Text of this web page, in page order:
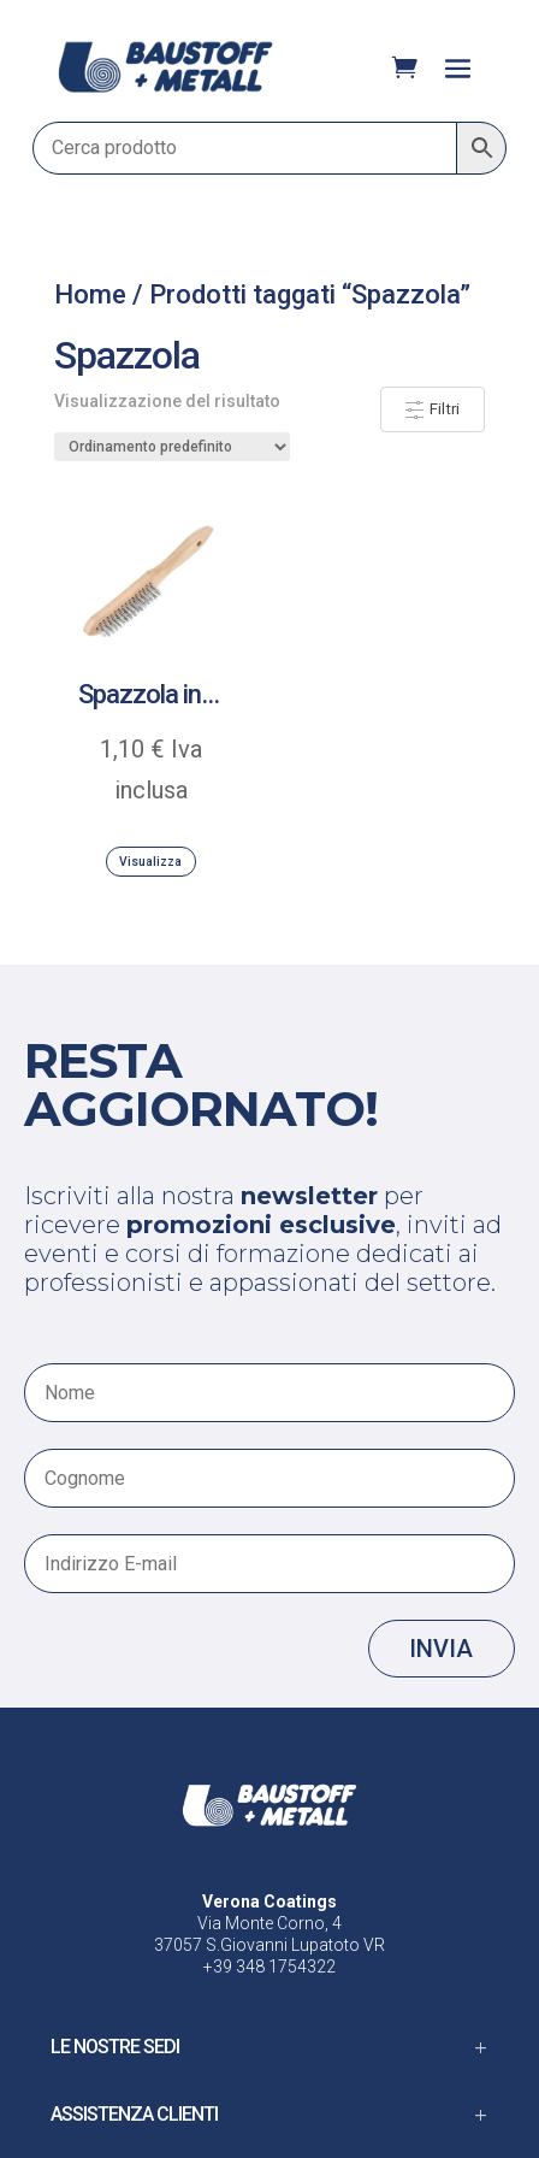
Home / Prodotti taggati “Spazzola”
Spazzola
Filtri
Visualizzazione del risultato
Spazzola in filo metallico
1,10 € Iva
inclusa
Visualizza
RESTA
AGGIORNATO!
Iscriviti alla nostra newsletter per
ricevere promozioni esclusive, inviti ad
eventi e corsi di formazione dedicati ai
professionisti e appassionati del settore.
INVIA
Verona Coatings
Via Monte Corno, 4
37057 S.Giovanni Lupatoto VR
+39 348 1754322
LE NOSTRE SEDI
ASSISTENZA CLIENTI